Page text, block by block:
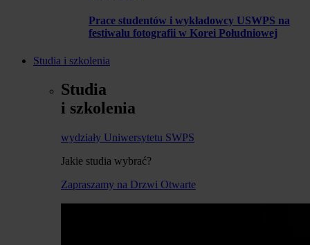
Prace studentów i wykładowcy USWPS na
festiwalu fotografii w Korei Południowej
Studia i szkolenia
Studia
i szkolenia
wydziały Uniwersytetu SWPS
Jakie studia wybrać?
Zapraszamy na Drzwi Otwarte